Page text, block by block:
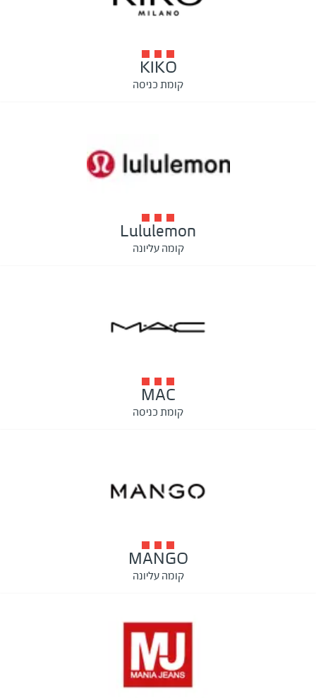
KIKO
קומת כניסה
Lululemon
קומה עליונה
MAC
קומת כניסה
MANGO
קומה עליונה